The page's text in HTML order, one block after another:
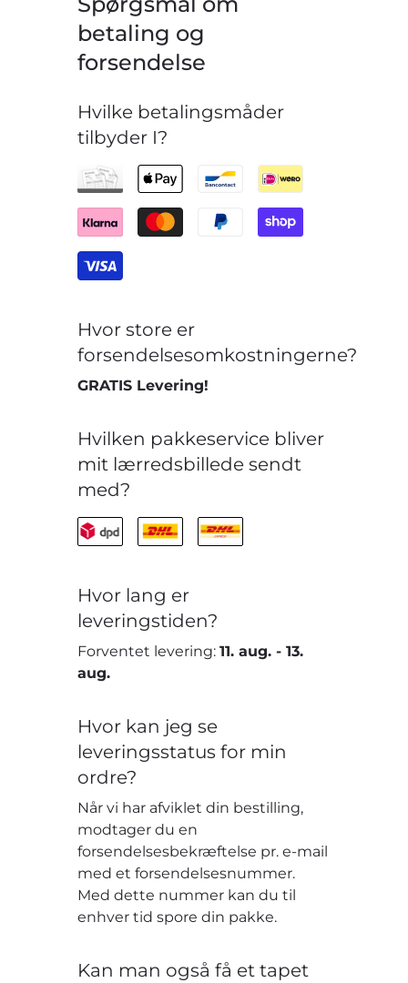
betaling og
forsendelse
Hvilke betalingsmåder
tilbyder I?
Hvor store er
forsendelsesomkostningerne?
GRATIS Levering!
Hvilken pakkeservice bliver
mit lærredsbillede sendt
med?
Hvor lang er
leveringstiden?
Forventet levering:11. aug. -13.
aug.
Hvor kan jeg se
leveringsstatus for min
ordre?
Når vi har afviklet din bestilling,
modtager du en
forsendelsesbekræftelse pr. e-mail
med et forsendelsesnummer.
Med dette nummer kan du til
enhver tid spore din pakke.
Kan man også få et tapet